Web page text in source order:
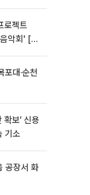
로젝트
악회' [포
대·순천
확보’ 신용
기소